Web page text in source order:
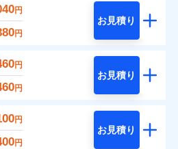
円
円
お見積り
円
円
お見積り
円
円
お見積り